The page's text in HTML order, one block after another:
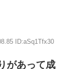
ID:aSq1Tfx30
があって成